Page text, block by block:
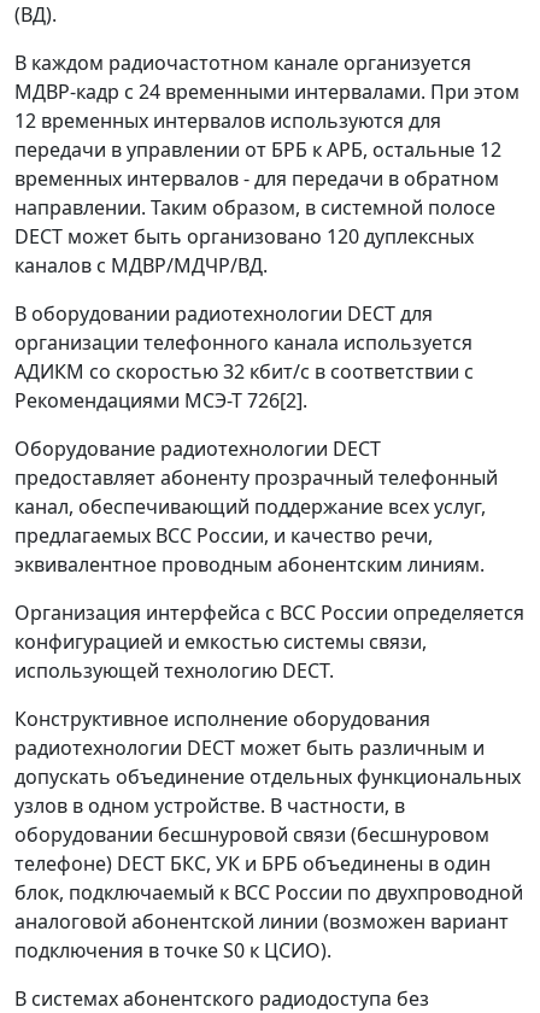
(ВД).
В каждом радиочастотном канале организуется
МДВР-кадр с 24 временными интервалами. При этом
12 временных интервалов используются для
передачи в управлении от БРБ к АРБ, остальные 12
временных интервалов - для передачи в обратном
направлении. Таким образом, в системной полосе
DECT может быть организовано 120 дуплексных
каналов с МДВР/МДЧР/ВД.
В оборудовании радиотехнологии DECT для
организации телефонного канала используется
АДИКМ со скоростью 32 кбит/с в соответствии с
Рекомендациями МСЭ-Т 726[2].
Оборудование радиотехнологии DECT
предоставляет абоненту прозрачный телефонный
канал, обеспечивающий поддержание всех услуг,
предлагаемых ВСС России, и качество речи,
эквивалентное проводным абонентским линиям.
Организация интерфейса с ВСС России определяется
конфигурацией и емкостью системы связи,
использующей технологию DECT.
Конструктивное исполнение оборудования
радиотехнологии DECT может быть различным и
допускать объединение отдельных функциональных
узлов в одном устройстве. В частности, в
оборудовании бесшнуровой связи (бесшнуровом
телефоне) DECT БКС, УК и БРБ объединены в один
блок, подключаемый к ВСС России по двухпроводной
аналоговой абонентской линии (возможен вариант
подключения в точке S0 к ЦСИО).
В системах абонентского радиодоступа без